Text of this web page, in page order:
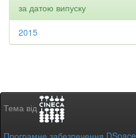
за датою випуску
2015
Тема від
Програмне забезпечення DSpace